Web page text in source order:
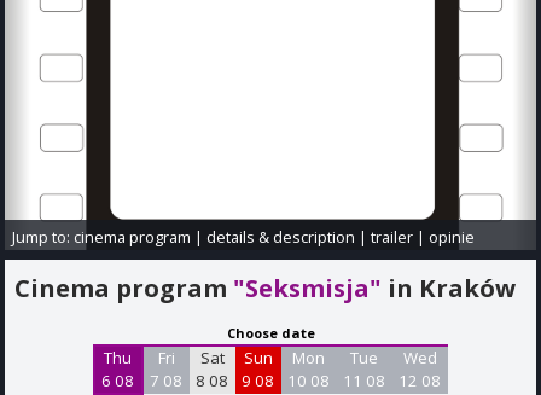
Jump to: cinema program |details & description |trailer |opinie
Cinema program "Seksmisja" in Kraków
Choose date
Thu
6 08
Fri
7 08
Sat
8 08
Sun
9 08
Mon
10 08
Tue
11 08
Wed
12 08